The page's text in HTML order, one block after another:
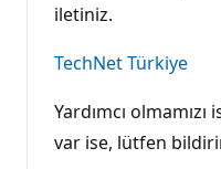
iletiniz.
TechNet Türkiye
Yardımcı
var ise, lütfen